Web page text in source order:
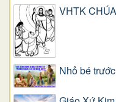
VHTK
Nhỏ bé